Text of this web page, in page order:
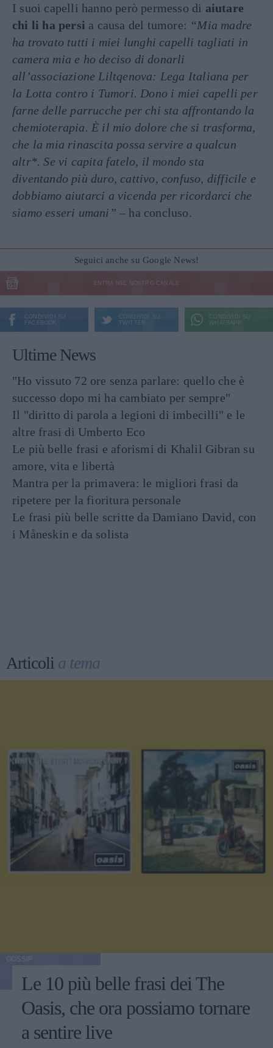
I suoi capelli hanno però permesso di aiutare
chi li ha persi a causa del tumore: “Mia madre
ha trovato tutti i miei lunghi capelli tagliati in
camera mia e ho deciso di donarli
all’associazione Liltqenova: Lega Italiana per
la Lotta contro i Tumori. Dono i miei capelli per
farne delle parrucche per chi sta affrontando la
chemioterapia. È il mio dolore che si trasforma,
che la mia rinascita possa servire a qualcun
altr*. Se vi capita fatelo, il mondo sta
diventando più duro, cattivo, confuso, difficile e
dobbiamo aiutarci a vicenda per ricordarci che
siamo esseri umani” – ha concluso.
Seguici anche su Google News!
ENTRA NEL NOSTRO CANALE
CONDIVIDI SU
FACEBOOK
CONDIVIDI SU
TWITTER
CONDIVIDI SU
WHATSAPP
Ultime News
"Ho vissuto 72 ore senza parlare: quello che è
successo dopo mi ha cambiato per sempre"
Il "diritto di parola a legioni di imbecilli" e le
altre frasi di Umberto Eco
Le più belle frasi e aforismi di Khalil Gibran su
amore, vita e libertà
Mantra per la primavera: le migliori frasi da
ripetere per la fioritura personale
Le frasi più belle scritte da Damiano David, con
i Måneskin e da solista
Articoli a tema
Le 10 più belle frasi dei The
Oasis, che ora possiamo tornare
a sentire live